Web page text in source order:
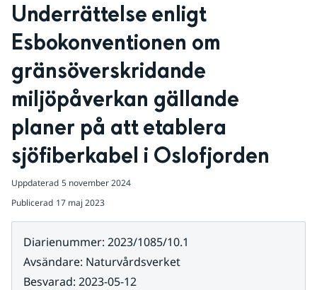
Underrättelse enligt
Esbokonventionen om
gränsöverskridande
miljöpåverkan gällande
planer på att etablera
sjöfiberkabel i Oslofjorden
Uppdaterad 5 november 2024
Publicerad 17 maj 2023
Diarienummer: 2023/1085/10.1
Avsändare: Naturvårdsverket
Besvarad: 2023-05-12